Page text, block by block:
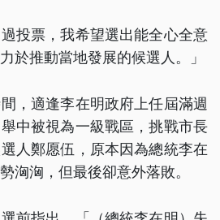
投票，我希望選出能全心全意
於推動當地發展的候選人。」
，適逢李在明政府上任屆滿週
中被視為一級戰區，挑戰市長
人鄭愿伍，原本因為總統李在
洶洶，但最後卻意外落敗。